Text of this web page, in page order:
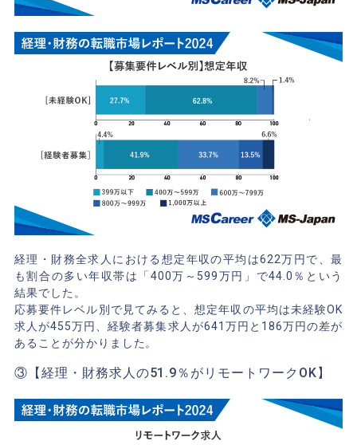
経理・財務全求人における想定年収の平均は622万円で、最
も割合の多い年収帯は「400万～599万円」で44.0％という
結果でした。
応募要件レベル別で見てみると、想定年収の平均は未経験OK
求人が455万円、経験者募集求人が641万円と186万円の差が
あることが分かりました。
③【経理・財務求人の51.9％がリモートワークOK】